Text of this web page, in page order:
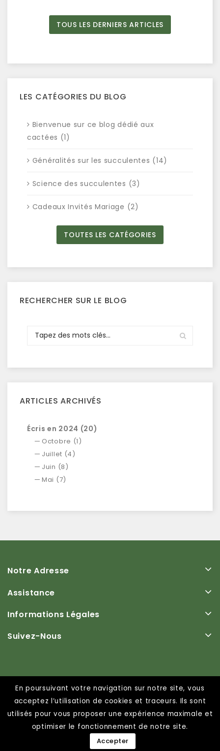
TOUS LES DERNIERS ARTICLES
LES CATÉGORIES DU BLOG
Bienvenue sur ce blog dédié aux
cactées (1)
Généralités sur les succulentes (14)
Science des succulentes (3)
Cadeaux Invités Mariage (2)
TOUTES LES CATÉGORIES
RECHERCHER SUR LE BLOG
ARTICLES ARCHIVÉS
Écris en 2024 (20)
Octobre (1)
Juillet (4)
Juin (8)
Mai (7)
Notre Adresse
Assistance
Informations Légales
Suivez-Nous
© 2026 - SARL Fantas importateur grossiste
En poursuivant votre navigation sur notre site, vous
acceptez l’utilisation de cookies et traceurs. Ils sont
utilisés pour vous proposer une expérience maximale et
optimiser le fonctionnement de notre site.
Accepter